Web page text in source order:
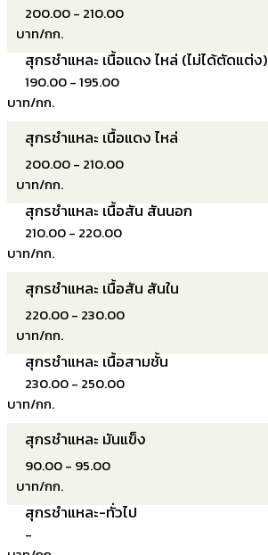
200.00 - 210.00
บาท/กก.
สุกรชำแหละ เนื้อแดง ไหล่ (ไม่ได้ตัดแต่ง)
190.00 - 195.00
บาท/กก.
สุกรชำแหละ เนื้อแดง ไหล่
200.00 - 210.00
บาท/กก.
สุกรชำแหละ เนื้อสัน สันนอก
210.00 - 220.00
บาท/กก.
สุกรชำแหละ เนื้อสัน สันใน
220.00 - 230.00
บาท/กก.
สุกรชำแหละ เนื้อสามชั้น
230.00 - 250.00
บาท/กก.
สุกรชำแหละ มันแข็ง
90.00 - 95.00
บาท/กก.
สุกรชำแหละ-ทั่วไป
-